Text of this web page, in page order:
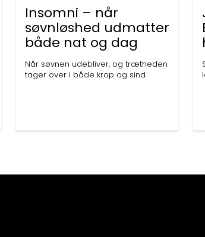
Insomni – når
søvnløshed udmatter
både nat og dag
Når søvnen udebliver, og trætheden
tager over i både krop og sind